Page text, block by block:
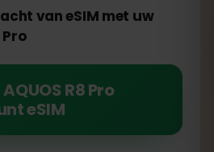
van eSIM met uw
Pro
R8 Pro
eSIM